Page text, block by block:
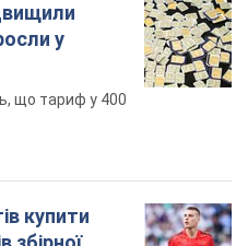
у
що тариф у 400
купити